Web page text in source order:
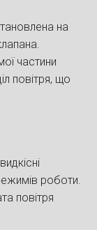
на
частини
повітря, що
роботи.
повітря